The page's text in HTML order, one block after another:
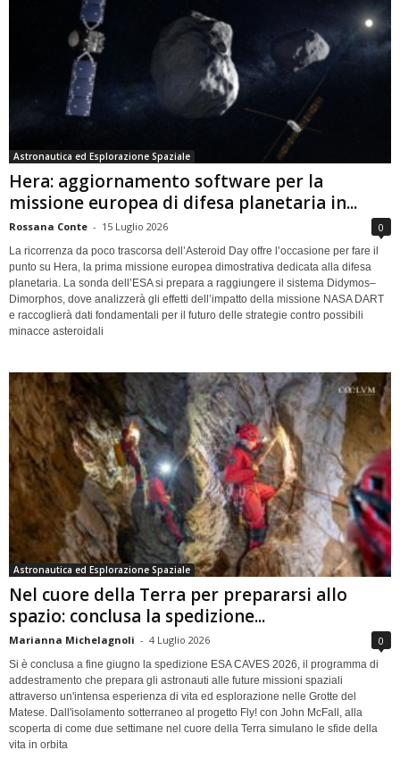
Astronautica ed Esplorazione Spaziale
Hera: aggiornamento software per la
missione europea di difesa planetaria in...
Rossana Conte - 15 Luglio 2026 0
La ricorrenza da poco trascorsa dell’Asteroid Day offre l’occasione per fare il
punto su Hera, la prima missione europea dimostrativa dedicata alla difesa
planetaria. La sonda dell’ESA si prepara a raggiungere il sistema Didymos–
Dimorphos, dove analizzerà gli effetti dell’impatto della missione NASA DART
e raccoglierà dati fondamentali per il futuro delle strategie contro possibili
minacce asteroidali
Astronautica ed Esplorazione Spaziale
Nel cuore della Terra per prepararsi allo
spazio: conclusa la spedizione...
Marianna Michelagnoli - 4 Luglio 2026 0
Si è conclusa a fine giugno la spedizione ESA CAVES 2026, il programma di
addestramento che prepara gli astronauti alle future missioni spaziali
attraverso un'intensa esperienza di vita ed esplorazione nelle Grotte del
Matese. Dall'isolamento sotterraneo al progetto Fly! con John McFall, alla
scoperta di come due settimane nel cuore della Terra simulano le sfide della
vita in orbita